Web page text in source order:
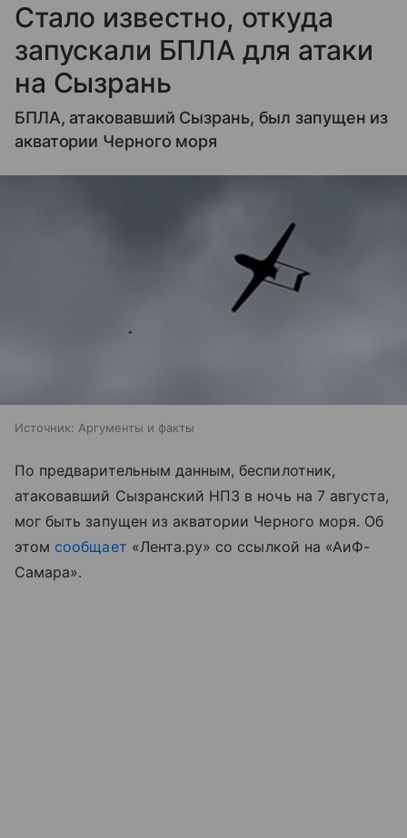
Стало известно, откуда
запускали БПЛА для атаки
на Сызрань
БПЛА, атаковавший Сызрань, был запущен из
акватории Черного моря
Источник: Аргументы и факты
По предварительным данным, беспилотник,
атаковавший Сызранский НПЗ в ночь на 7 августа,
мог быть запущен из акватории Черного моря. Об
этом сообщает «Лента.ру» со ссылкой на «АиФ-
Самара».